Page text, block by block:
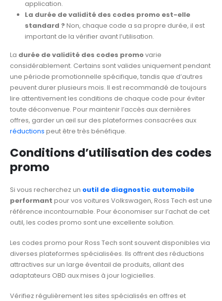
application.
La durée de validité des codes promo est-elle
standard ?Non, chaque code a sa propre durée, il est
important de la vérifier avant l’utilisation.
La durée de validité des codes promovarie
considérablement. Certains sont valides uniquement pendant
une période promotionnelle spécifique, tandis que d’autres
peuvent durer plusieurs mois. Il est recommandé de toujours
lire attentivement les conditions de chaque code pour éviter
toute déconvenue. Pour maintenir l’accès aux dernières
offres, garder un œil sur des plateformes consacrées aux
réductions peut être très bénéfique.
Conditions d’utilisation des codes
promo
Si vous recherchez un outil de diagnostic automobile
performant pour vos voitures Volkswagen, Ross Tech est une
référence incontournable. Pour économiser sur l’achat de cet
outil, les codes promo sont une excellente solution.
Les codes promo pour Ross Tech sont souvent disponibles via
diverses plateformes spécialisées. Ils offrent des réductions
attractives sur un large éventail de produits, allant des
adaptateurs OBD aux mises à jour logicielles.
Vérifiez régulièrement les sites spécialisés en offres et